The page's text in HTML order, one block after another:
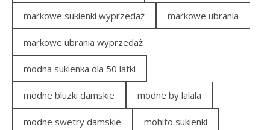
markowe sukienki wyprzedaż markowe ubrania
markowe ubrania wyprzedaż
modna sukienka dla 50 latki
modne bluzki damskie modne by lalala
modne swetry damskie mohito sukienki